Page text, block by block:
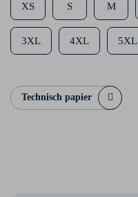
XS S M
3XL 4XL 5XL
Technisch papier